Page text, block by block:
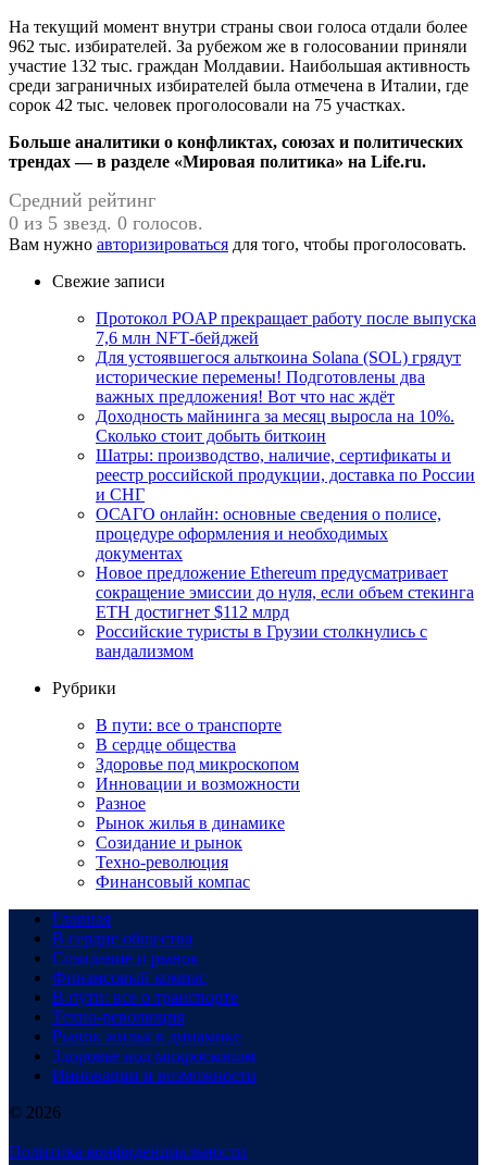
На текущий момент внутри страны свои голоса отдали более
962 тыс. избирателей. За рубежом же в голосовании приняли
участие 132 тыс. граждан Молдавии. Наибольшая активность
среди заграничных избирателей была отмечена в Италии, где
сорок 42 тыс. человек проголосовали на 75 участках.
Больше аналитики о конфликтах, союзах и политических
трендах — в разделе «Мировая политика» на Life.ru.
Средний рейтинг
0 из 5 звезд. 0 голосов.
Вам нужно авторизироваться для того, чтобы проголосовать.
Свежие записи
Протокол POAP прекращает работу после выпуска
7,6 млн NFT‑бейджей
Для устоявшегося альткоина Solana (SOL) грядут
исторические перемены! Подготовлены два
важных предложения! Вот что нас ждёт
Доходность майнинга за месяц выросла на 10%.
Сколько стоит добыть биткоин
Шатры: производство, наличие, сертификаты и
реестр российской продукции, доставка по России
и СНГ
ОСАГО онлайн: основные сведения о полисе,
процедуре оформления и необходимых
документах
Новое предложение Ethereum предусматривает
сокращение эмиссии до нуля, если объем стекинга
ETH достигнет $112 млрд
Российские туристы в Грузии столкнулись с
вандализмом
Рубрики
В пути: все о транспорте
В сердце общества
Здоровье под микроскопом
Инновации и возможности
Разное
Рынок жилья в динамике
Созидание и рынок
Техно-революция
Финансовый компас
Главная
В сердце общества
Созидание и рынок
Финансовый компас
В пути: все о транспорте
Техно-революция
Рынок жилья в динамике
Здоровье под микроскопом
Инновации и возможности
© 2026
Политика конфиденциальности